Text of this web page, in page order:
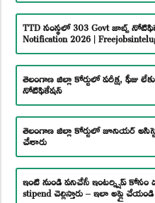
TTD సంస్థలో 303 Govt జాబ్స్
Notification 2026 |
తెలంగాణ జిల్లా కోర్టులో పరీక్ష, ఫీజు
నోటిఫికేషన్
తెలంగాణ జిల్లా కోర్టులో జూనియర్
చేశారు
ఇంటి నుండి పనిచేసే ఇంటర్న్షిప్ కోసం
stipend చెల్లిస్తారు – ఇలా అప్లై చేయండి